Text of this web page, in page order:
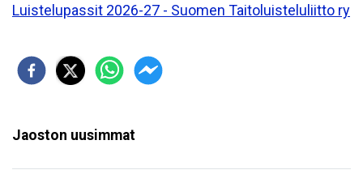
Luistelupassit 2026-27 - Suomen Taitoluisteluliitto ry
Jaoston uusimmat